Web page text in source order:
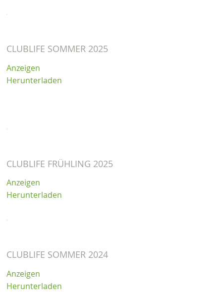
CLUBLIFE SOMMER 2025
Anzeigen
Herunterladen
CLUBLIFE FRÜHLING 2025
Anzeigen
Herunterladen
CLUBLIFE SOMMER 2024
Anzeigen
Herunterladen